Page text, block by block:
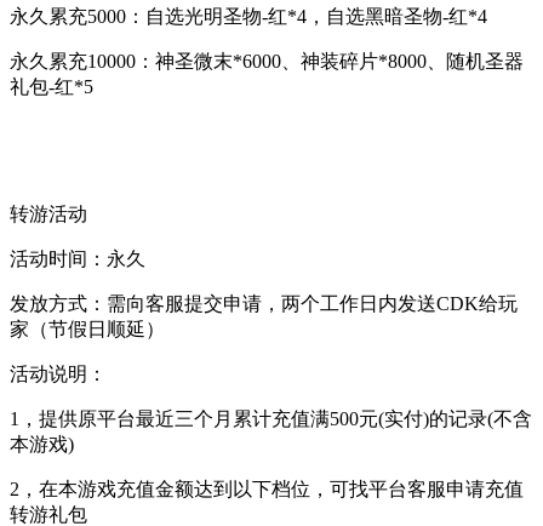
永久累充5000：自选光明圣物-红*4，自选黑暗圣物-红*4
永久累充10000：神圣微末*6000、神装碎片*8000、随机圣器
礼包-红*5
转游活动
活动时间：永久
发放方式：需向客服提交申请，两个工作日内发送CDK给玩
家（节假日顺延）
活动说明：
1，提供原平台最近三个月累计充值满500元(实付)的记录(不含
本游戏)
2，在本游戏充值金额达到以下档位，可找平台客服申请充值
转游礼包